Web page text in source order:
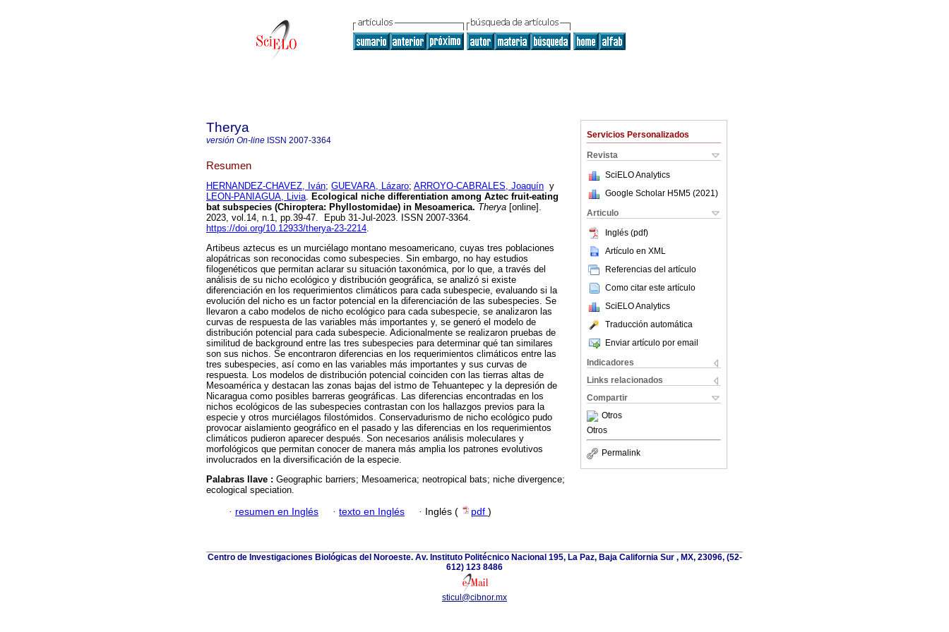
Servicios Personalizados
Revista
SciELO Analytics
Google Scholar H5M5 (2021 )
Articulo
Inglés (pdf)
Artículo en XML
Referencias del artículo
Como citar este artículo
SciELO Analytics
Traducción automática
Enviar artículo por email
Indicadores
Links relacionados
Compartir
Otros
Otros
Permalink
Therya
versión On-line ISSN 2007-3364
Resumen
HERNANDEZ-CHAVEZ, Iván; GUEVARA, Lázaro; ARROYO-CABRALES, Joaquín y
LEON-PANIAGUA, Livia. Ecological niche differentiation among Aztec fruit-eating
bat subspecies (Chiroptera: Phyllostomidae) in Mesoamerica. Therya [online].
2023, vol.14, n.1, pp.39-47. Epub 31-Jul-2023. ISSN 2007-3364.
https://doi.org/10.12933/therya-23-2214.
Artibeus aztecus es un murciélago montano mesoamericano, cuyas tres poblaciones
alopátricas son reconocidas como subespecies. Sin embargo, no hay estudios
filogenéticos que permitan aclarar su situación taxonómica, por lo que, a través del
análisis de su nicho ecológico y distribución geográfica, se analizó si existe
diferenciación en los requerimientos climáticos para cada subespecie, evaluando si la
evolución del nicho es un factor potencial en la diferenciación de las subespecies. Se
llevaron a cabo modelos de nicho ecológico para cada subespecie, se analizaron las
curvas de respuesta de las variables más importantes y, se generó el modelo de
distribución potencial para cada subespecie. Adicionalmente se realizaron pruebas de
similitud de background entre las tres subespecies para determinar qué tan similares
son sus nichos. Se encontraron diferencias en los requerimientos climáticos entre las
tres subespecies, así como en las variables más importantes y sus curvas de
respuesta. Los modelos de distribución potencial coinciden con las tierras altas de
Mesoamérica y destacan las zonas bajas del istmo de Tehuantepec y la depresión de
Nicaragua como posibles barreras geográficas. Las diferencias encontradas en los
nichos ecológicos de las subespecies contrastan con los hallazgos previos para la
especie y otros murciélagos filostómidos. Conservadurismo de nicho ecológico pudo
provocar aislamiento geográfico en el pasado y las diferencias en los requerimientos
climáticos pudieron aparecer después. Son necesarios análisis moleculares y
morfológicos que permitan conocer de manera más amplia los patrones evolutivos
involucrados en la diversificación de la especie.
Palabras llave : Geographic barriers; Mesoamerica; neotropical bats; niche divergence;
ecological speciation.
· resumen en Inglés · texto en Inglés · Inglés ( pdf )
Centro de Investigaciones Biológicas del Noroeste. Av. Instituto Politécnico Nacional 195, La Paz, Baja California Sur , MX, 23096, (52-
612) 123 8486
sticul@cibnor.mx